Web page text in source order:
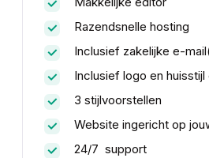
Razendsnelle hosting
Inclusief zakelijke e-
Inclusief logo en huisstijl
3 stijlvoorstellen
Website ingericht op
24/7 support